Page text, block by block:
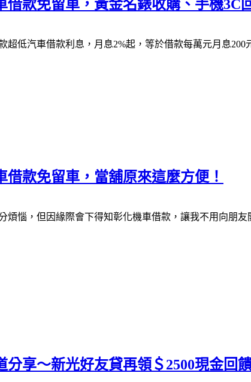
款免留車，黃金名錶收購、手機3C
超低汽車借款利息，月息2%起，等於借款每萬元月息
款免留車，當舖原來這麼方便！
惱，但因緣際會下得知彰化機車借款，讓我不用向朋
享～新光好友貸再領＄2500現金回饋